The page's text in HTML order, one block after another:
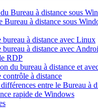
Bureau à distance sous
Bureau à distance sous
à distance avec Linux
à distance avec
RDP
du bureau à distance et
contrôle à distance
entre le Bureau à
rapide de Windows